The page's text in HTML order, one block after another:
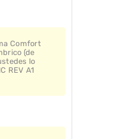
Comfort
(de
lo
REV A1